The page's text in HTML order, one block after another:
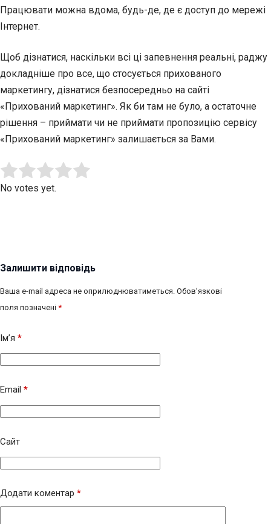
Працювати можна вдома, будь-де, де є доступ до мережі
Інтернет.
Щоб дізнатися, наскільки всі ці запевнення реальні, раджу
докладніше про все, що стосується прихованого
маркетингу, дізнатися безпосередньо на сайті
«Прихований маркетинг». Як би там не було, а остаточне
рішення – приймати чи не приймати пропозицію сервісу
«Прихований маркетинг» залишається за Вами.
Rate this item:
No votes yet.
Залишити відповідь
Ваша e-mail адреса не оприлюднюватиметься. Обов’язкові
поля позначені *
Ім’я *
Email *
Сайт
Додати коментар *